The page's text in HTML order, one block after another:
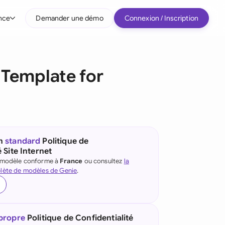
Entreprises intermédiaires
Demander une démo Connexion / Inscription
for
standard Politique de
Site Internet
conforme à France ou consultez la
de modèles de Genie.
Politique de Confidentialité